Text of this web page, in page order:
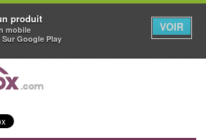
produit
mobile
Sur Google Play
VOIR